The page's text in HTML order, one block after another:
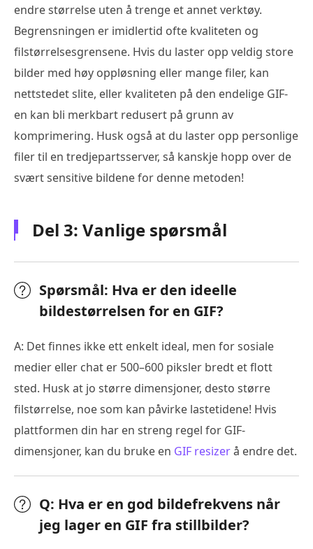
endre størrelse uten å trenge et annet verktøy.
Begrensningen er imidlertid ofte kvaliteten og
filstørrelsesgrensene. Hvis du laster opp veldig store
bilder med høy oppløsning eller mange filer, kan
nettstedet slite, eller kvaliteten på den endelige GIF-
en kan bli merkbart redusert på grunn av
komprimering. Husk også at du laster opp personlige
filer til en tredjepartsserver, så kanskje hopp over de
svært sensitive bildene for denne metoden!
Del 3: Vanlige spørsmål
Spørsmål: Hva er den ideelle
bildestørrelsen for en GIF?
A: Det finnes ikke ett enkelt ideal, men for sosiale
medier eller chat er 500–600 piksler bredt et flott
sted. Husk at jo større dimensjoner, desto større
filstørrelse, noe som kan påvirke lastetidene! Hvis
plattformen din har en streng regel for GIF-
dimensjoner, kan du bruke en GIF resizerå endre det.
Q: Hva er en god bildefrekvens når
jeg lager en GIF fra stillbilder?